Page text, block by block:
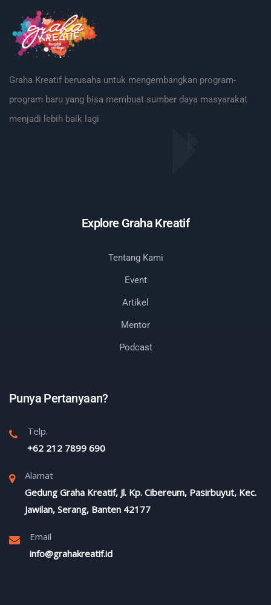
Graha Kreatif berusaha untuk mengembangkan program-
program baru yang bisa membuat sumber daya masyarakat
menjadi lebih baik lagi
Explore Graha Kreatif
Tentang Kami
Event
Artikel
Mentor
Podcast
Punya Pertanyaan?
Telp.
+62 212 7899 690
Alamat
Gedung Graha Kreatif, Jl. Kp. Cibereum, Pasirbuyut, Kec.
Jawilan, Serang, Banten 42177
Email
info@grahakreatif.id